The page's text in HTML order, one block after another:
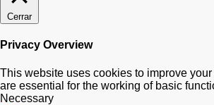
Cerrar
Privacy Overview
This website uses cookies to improve
are essential for the working of basic
Necessary